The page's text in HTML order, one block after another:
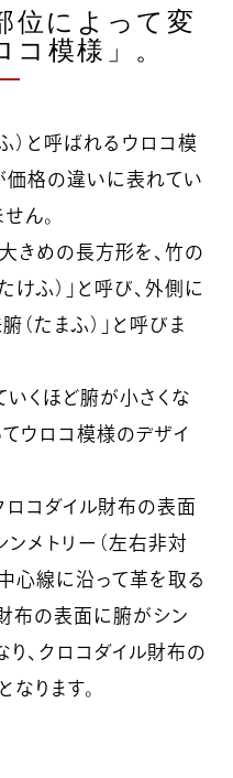
位によって変
コ模様」。
）と呼ばれるウロコ模
価格の違いに表れてい
ん。
きめの長方形を、竹の
けふ）」と呼び、外側に
（たまふ）」と呼びま
くほど腑が小さくな
ウロコ模様のデザイ
ロコダイル財布の表面
メトリー（左右非対
心線に沿って革を取る
財布の表面に腑がシン
り、クロコダイル財布の
ります。